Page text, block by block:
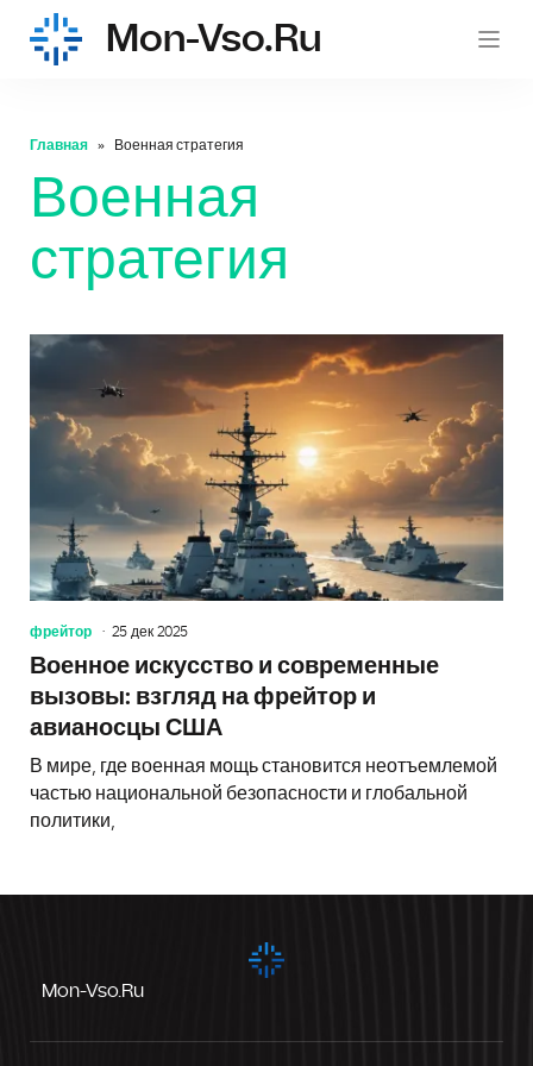
Mon-Vso.ru
Главная Военная стратегия
Военная
стратегия
фрейтор 25 дек 2025
Военное искусство и современные
вызовы: взгляд на фрейтор и
авианосцы США
В мире, где военная мощь становится неотъемлемой
частью национальной безопасности и глобальной
политики,
Mon-Vso.ru